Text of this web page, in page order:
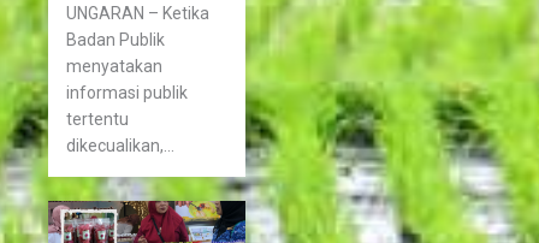
UNGARAN – Ketika
Badan Publik
menyatakan
informasi publik
tertentu
dikecualikan,...